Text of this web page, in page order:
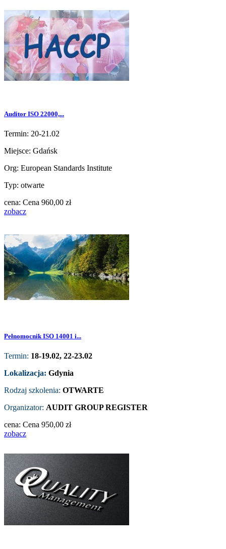
Auditor ISO 22000,...
Termin: 20-21.02
Miejsce: Gdańsk
Org: European Standards Institute
Typ: otwarte
cena: Cena 960,00 zł
zobacz
Pełnomocnik ISO 14001 i...
Termin: 18-19.02, 22-23.02
Lokalizacja: Gdynia
Rodzaj szkolenia: OTWARTE
Organizator: AUDIT GROUP REGISTER
cena: Cena 950,00 zł
zobacz